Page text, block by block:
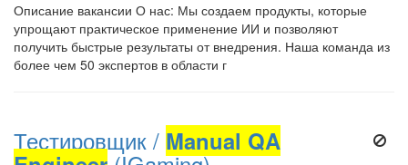
Описание вакансии О нас: Мы создаем продукты, которые
упрощают практическое применение ИИ и позволяют
получить быстрые результаты от внедрения. Наша команда из
более чем 50 экспертов в области г
Тестировщик / Manual QA